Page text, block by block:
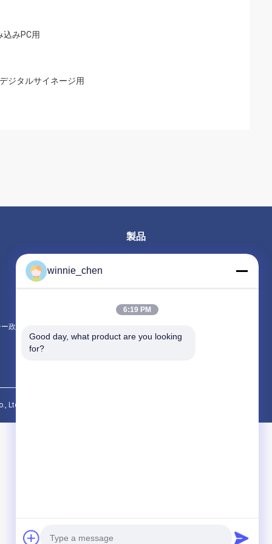
込みPC用
ジタルサイネージ用
政策
製品
ゲーミングマザーボード
Ltd.. All Rights Reserved.
winnie_chen
6:19 PM
Good day, what product are you looking
for?